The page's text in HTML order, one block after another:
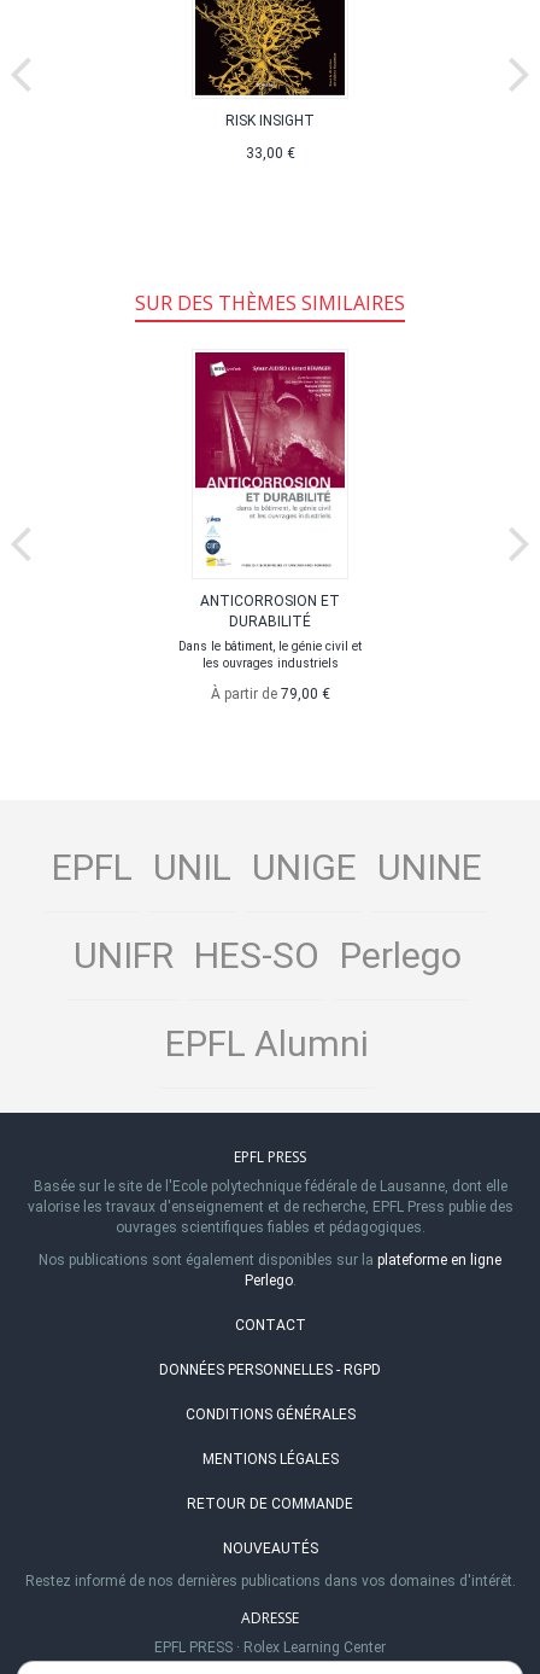
RISK INSIGHT
33,00 €
SUR DES THÈMES SIMILAIRES
ANTICORROSION ET
DURABILITÉ
Dans le bâtiment, le génie civil et
les ouvrages industriels
À partir de 79,00 €
EPFL UNIL UNIGE UNINE
UNIFR HES-SO Perlego
EPFL Alumni
EPFL PRESS
Basée sur le site de l'Ecole polytechnique fédérale de Lausanne, dont elle
valorise les travaux d'enseignement et de recherche, EPFL Press publie des
ouvrages scientifiques fiables et pédagogiques.
Nos publications sont également disponibles sur la plateforme en ligne
Perlego.
CONTACT
DONNÉES PERSONNELLES - RGPD
CONDITIONS GÉNÉRALES
MENTIONS LÉGALES
RETOUR DE COMMANDE
NOUVEAUTÉS
Restez informé de nos dernières publications dans vos domaines d'intérêt.
ADRESSE
EPFL PRESS · Rolex Learning Center
Station 20·1015 Lausanne, Suisse